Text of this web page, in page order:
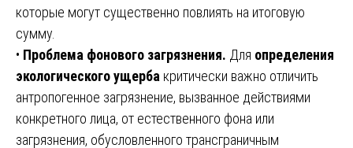
которые могут существенно повлиять на итоговую
сумму.
• Проблема фонового загрязнения. Для определения
экологического ущерба критически важно отличить
антропогенное загрязнение, вызванное действиями
конкретного лица, от естественного фона или
загрязнения, обусловленного трансграничным